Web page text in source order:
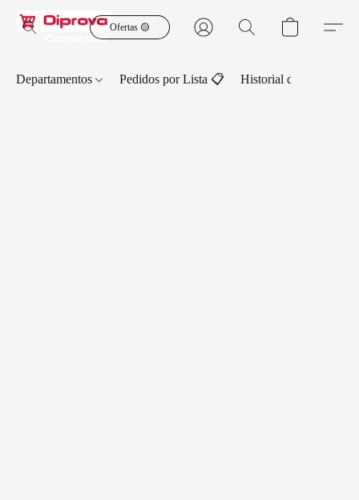
Ofertas 🟡
Departamentos Pedidos por Lista 📋 Historial de Pedidos